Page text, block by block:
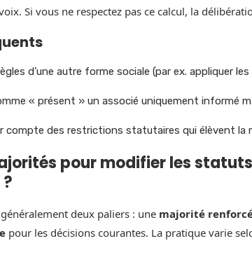
Si vous ne respectez pas ce calcul, la
d’une autre forme sociale (par ex. appliquer les
« présent » un associé uniquement informé
compte des restrictions statutaires qui élèvent la
pour modifier les
deux paliers : une majorité
pour les décisions courantes. La pratique varie